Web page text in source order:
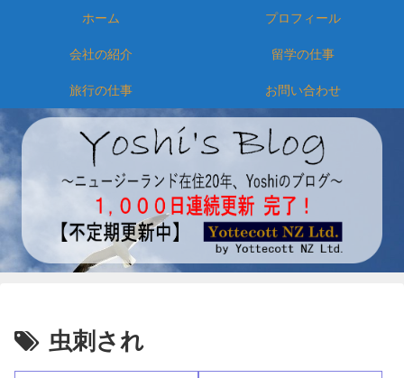
ホーム プロフィール
会社の紹介 留学の仕事
旅行の仕事 お問い合わせ
虫刺され